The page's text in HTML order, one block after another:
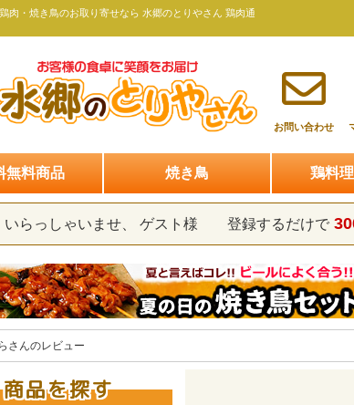
肉・焼き鳥のお取り寄せなら 水郷のとりやさん 鶏肉通
お問い合わせ
無料商品 焼き鳥 鶏料
いらっしゃいませ、 ゲスト様 登録するだけで
さんのレビュー
商品を探す